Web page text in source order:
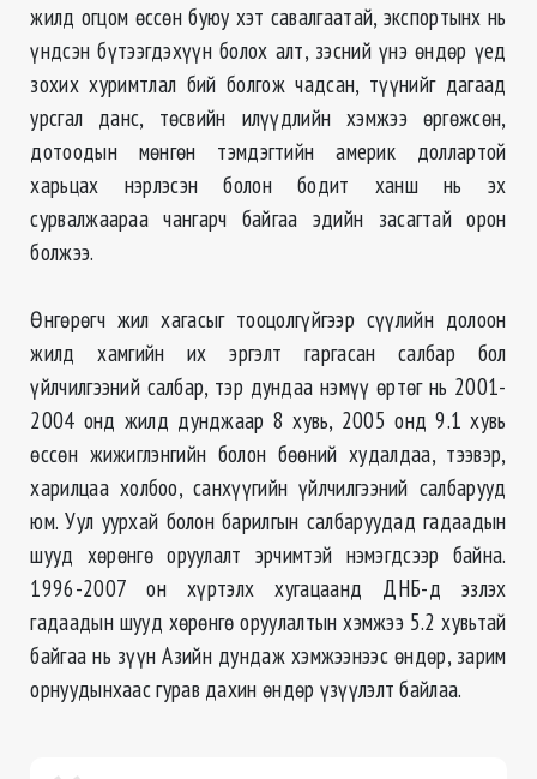
жилд огцом өссөн буюу хэт савалгаатай, экспортынх нь
үндсэн бүтээгдэхүүн болох алт, зэсний үнэ өндөр үед
зохих хуримтлал бий болгож чадсан, түүнийг дагаад
урсгал данс, төсвийн илүүдлийн хэмжээ өргөжсөн,
дотоодын мөнгөн тэмдэгтийн америк доллартой
харьцах нэрлэсэн болон бодит ханш нь эх
сурвалжаараа чангарч байгаа эдийн засагтай орон
болжээ.
Өнгөрөгч жил хагасыг тооцолгүйгээр сүүлийн долоон
жилд хамгийн их эргэлт гаргасан салбар бол
үйлчилгээний салбар, тэр дундаа нэмүү өртөг нь 2001-
2004 онд жилд дунджаар 8 хувь, 2005 онд 9.1 хувь
өссөн жижиглэнгийн болон бөөний худалдаа, тээвэр,
харилцаа холбоо, санхүүгийн үйлчилгээний салбарууд
юм. Уул уурхай болон барилгын салбаруудад гадаадын
шууд хөрөнгө оруулалт эрчимтэй нэмэгдсээр байна.
1996-2007 он хүртэлх хугацаанд ДНБ-д эзлэх
гадаадын шууд хөрөнгө оруулалтын хэмжээ 5.2 хувьтай
байгаа нь зүүн Азийн дундаж хэмжээнээс өндөр, зарим
орнуудынхаас гурав дахин өндөр үзүүлэлт байлаа.